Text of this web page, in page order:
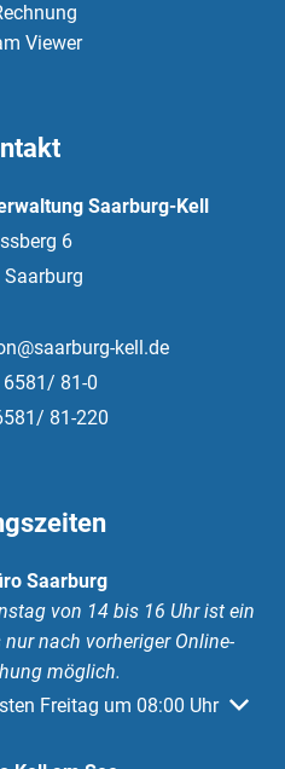
Viewer
Saarburg-Kell
6
Saarburg
kell.de
81-0
81-220
Saarburg
von 14 bis 16 Uhr ist ein
nach vorheriger Online-
möglich.
oder Schließzeiten
Freitag um 08:00 Uhr